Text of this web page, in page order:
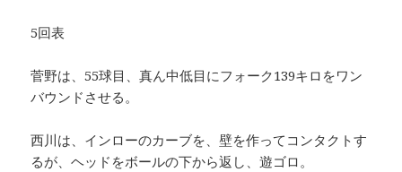
5回表
菅野は、55球目、真ん中低目にフォーク139キロをワン
バウンドさせる。
西川は、インローのカーブを、壁を作ってコンタクトす
るが、ヘッドをボールの下から返し、遊ゴロ。